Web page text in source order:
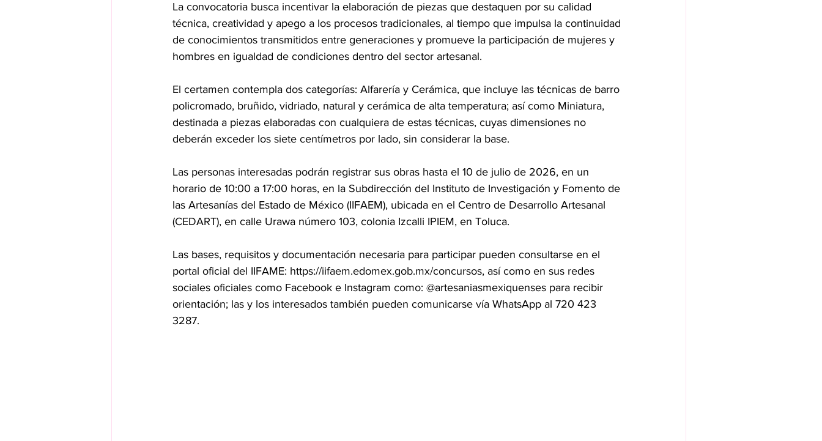
La convocatoria busca incentivar la elaboración de piezas que destaquen por su calidad
técnica, creatividad y apego a los procesos tradicionales, al tiempo que impulsa la continuidad
de conocimientos transmitidos entre generaciones y promueve la participación de mujeres y
hombres en igualdad de condiciones dentro del sector artesanal.
El certamen contempla dos categorías: Alfarería y Cerámica, que incluye las técnicas de barro
policromado, bruñido, vidriado, natural y cerámica de alta temperatura; así como Miniatura,
destinada a piezas elaboradas con cualquiera de estas técnicas, cuyas dimensiones no
deberán exceder los siete centímetros por lado, sin considerar la base.
Las personas interesadas podrán registrar sus obras hasta el 10 de julio de 2026, en un
horario de 10:00 a 17:00 horas, en la Subdirección del Instituto de Investigación y Fomento de
las Artesanías del Estado de México (IIFAEM), ubicada en el Centro de Desarrollo Artesanal
(CEDART), en calle Urawa número 103, colonia Izcalli IPIEM, en Toluca.
Las bases, requisitos y documentación necesaria para participar pueden consultarse en el
portal oficial del IIFAME: https://iifaem.edomex.gob.mx/concursos, así como en sus redes
sociales oficiales como Facebook e Instagram como: @artesaniasmexiquenses para recibir
orientación; las y los interesados también pueden comunicarse vía WhatsApp al 720 423
3287.